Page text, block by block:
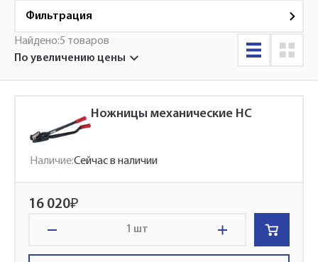
Фильтрация
Найдено:5 товаров
по увеличению цены
Ножницы механические НС
Наличие:Сейчас в наличии
16 020₽
шт